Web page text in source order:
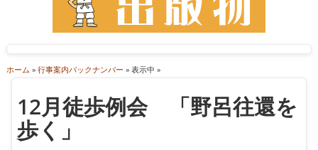
ホーム » 行事案内バックナンバー » 表示中 »
12月徒歩例会 「野呂往還を
歩く」